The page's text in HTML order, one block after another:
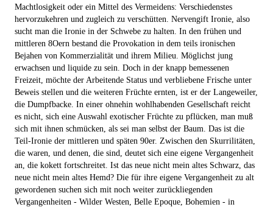
Machtlosigkeit oder ein Mittel des Vermeidens: Verschiedenstes
hervorzukehren und zugleich zu verschütten. Nervengift Ironie, also
sucht man die Ironie in der Schwebe zu halten. In den frühen und
mittleren 8Oern bestand die Provokation in dem teils ironischen
Bejahen von Kommerzialität und ihrem Milieu. Möglichst jung
erwachsen und liquide zu sein. Doch in der knapp bemessenen
Freizeit, möchte der Arbeitende Status und verbliebene Frische unter
Beweis stellen und die weiteren Früchte ernten, ist er der Langeweiler,
die Dumpfbacke. In einer ohnehin wohlhabenden Gesellschaft reicht
es nicht, sich eine Auswahl exotischer Früchte zu pflücken, man muß
sich mit ihnen schmücken, als sei man selbst der Baum. Das ist die
Teil-Ironie der mittleren und späten 90er. Zwischen den Skurrilitäten,
die waren, und denen, die sind, deutet sich eine eigene Vergangenheit
an, die kokett fortschreitet. Ist das neue nicht mein altes Schwarz, das
neue nicht mein altes Hemd? Die für ihre eigene Vergangenheit zu alt
gewordenen suchen sich mit noch weiter zurückliegenden
Vergangenheiten - Wilder Westen, Belle Epoque, Bohemien - in